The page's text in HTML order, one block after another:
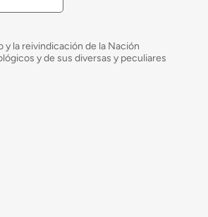
y la reivindicación de la Nación
y de sus diversas y peculiares